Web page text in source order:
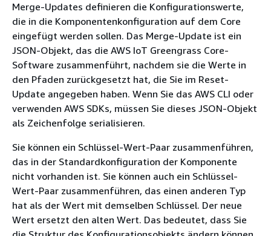
Merge-Updates definieren die Konfigurationswerte,
die in die Komponentenkonfiguration auf dem Core
eingefügt werden sollen. Das Merge-Update ist ein
JSON-Objekt, das die AWS IoT Greengrass Core-
Software zusammenführt, nachdem sie die Werte in
den Pfaden zurückgesetzt hat, die Sie im Reset-
Update angegeben haben. Wenn Sie das AWS CLI oder
verwenden AWS SDKs, müssen Sie dieses JSON-Objekt
als Zeichenfolge serialisieren.
Sie können ein Schlüssel-Wert-Paar zusammenführen,
das in der Standardkonfiguration der Komponente
nicht vorhanden ist. Sie können auch ein Schlüssel-
Wert-Paar zusammenführen, das einen anderen Typ
hat als der Wert mit demselben Schlüssel. Der neue
Wert ersetzt den alten Wert. Das bedeutet, dass Sie